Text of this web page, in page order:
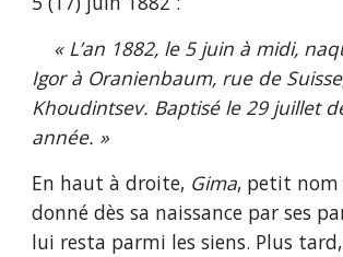
« L’an 1882, le 5 juin à midi,
Igor à Oranienbaum, rue de
Khoudintsev. Baptisé le 29 juillet
année. »
En haut à droite, Gima, petit
donné dès sa naissance par ses
lui resta parmi les siens. Plus